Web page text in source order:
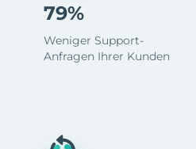
79%
Weniger Support-
Anfragen Ihrer Kunden